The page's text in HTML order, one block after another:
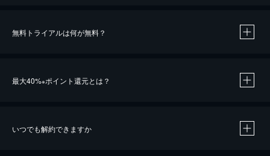
無料トライアルは何が無料？
最大40%※ポイント還元とは？
いつでも解約できますか